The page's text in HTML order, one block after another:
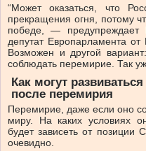
“Может оказаться, что
прекращения огня, потому
победе, — предупреждает
депутат Европарламента
Возможен и другой
соблюдать перемирие. Так
Как могут
после перемирия
Перемирие, даже если оно
миру. На каких условиях
будет зависеть от
очевидно.